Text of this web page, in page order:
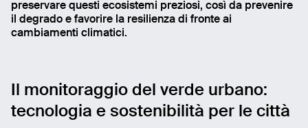
preservare questi ecosistemi preziosi, così da prevenire
il degrado e favorire la resilienza di fronte ai
cambiamenti climatici.
Il monitoraggio del verde urbano:
tecnologia e sostenibilità per le città